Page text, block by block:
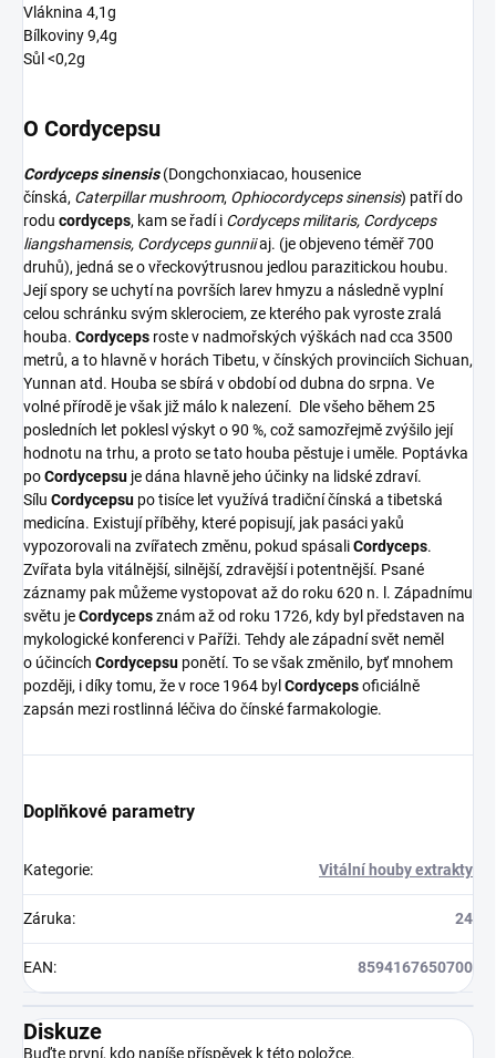
Vláknina 4,1g
Bílkoviny 9,4g
Sůl <0,2g
O Cordycepsu
Cordyceps sinensis (Dongchonxiacao, housenice
čínská, Caterpillar mushroom, Ophiocordyceps sinensis) patří do
rodu cordyceps, kam se řadí i Cordyceps militaris, Cordyceps
liangshamensis, Cordyceps gunniiaj. (je objeveno téměř 700
druhů), jedná se o vřeckovýtrusnou jedlou parazitickou houbu.
Její spory se uchytí na površích larev hmyzu a následně vyplní
celou schránku svým sklerociem, ze kterého pak vyroste zralá
houba. Cordyceps roste v nadmořských výškách nad cca 3500
metrů, a to hlavně v horách Tibetu, v čínských provinciích Sichuan,
Yunnan atd. Houba se sbírá v období od dubna do srpna. Ve
volné přírodě je však již málo k nalezení. Dle všeho během 25
posledních let poklesl výskyt o 90 %, což samozřejmě zvýšilo její
hodnotu na trhu, a proto se tato houba pěstuje i uměle. Poptávka
poCordycepsu je dána hlavně jeho účinky na lidské zdraví.
Sílu Cordycepsu po tisíce let využívá tradiční čínská a tibetská
medicína. Existují příběhy, které popisují, jak pasáci yaků
vypozorovali na zvířatech změnu, pokud spásaliCordyceps.
Zvířata byla vitálnější, silnější, zdravější i potentnější. Psané
záznamy pak můžeme vystopovat až do roku 620 n. l. Západnímu
světu jeCordycepsznám až od roku 1726, kdy byl představen na
mykologické konferenci v Paříži. Tehdy ale západní svět neměl
o účincích Cordycepsu ponětí. To se však změnilo, byť mnohem
později, i díky tomu, že v roce 1964 byl Cordycepsoficiálně
zapsán mezi rostlinná léčiva do čínské farmakologie.
Doplňkové parametry
Kategorie: Vitální houby extrakty
Záruka: 24
EAN: 8594167650700
Diskuze
Buďte první, kdo napíše příspěvek k této položce.